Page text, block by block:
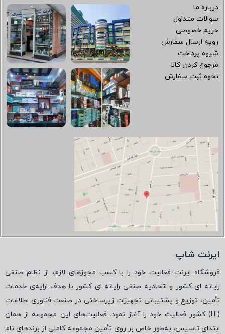
درباره ما
سوالات متداول
حریم خصوصی
رویه ارسال سفارش
شیوه پرداخت
مرجوع کردن کالا
نحوه ثبت سفارش
ایرنت شاپ
فروشگاه ایرنت فعالیت خود را با کسب مجوزهای لازم، از نظام صنفی
رایانه ای کشور و اتحادیه صنفی رایانه ای کشور با هدف ارایه‌ی خدمات
تأمین، توزیع و پشتیبانی تجهیزات زیرساختی در صنعت فناوری اطلاعات
(
IT) کشور فعالیت خود را آغاز نمود. فعالیت‌های این مجموعه از همان
ابتدای تاسیس، به‌طور خاص بر روی تأمین مجموعه کاملی از برندهای نام